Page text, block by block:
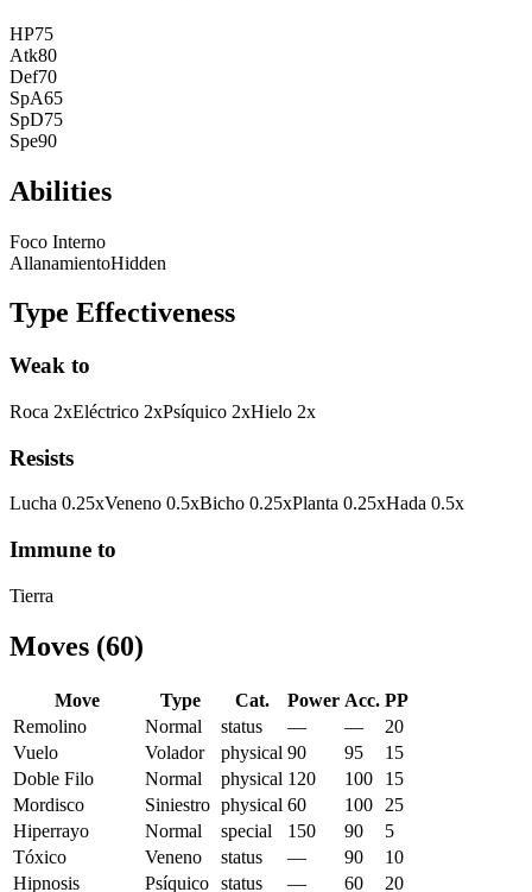
HP75
Atk80
Def70
SpA65
SpD75
Spe90
Abilities
Foco Interno
AllanamientoHidden
Type Effectiveness
Weak to
Roca 2xEléctrico 2xPsíquico 2xHielo 2x
Resists
Lucha 0.25xVeneno 0.5xBicho 0.25xPlanta 0.25xHada 0.5x
Immune to
Tierra
Moves (60)
Move Type Cat. Power Acc. PP
Remolino
Normal status — —
20
Vuelo
Volador physical 90 95
15
Doble Filo
Normal physical 120 100
15
Mordisco
Siniestro physical 60 100
25
Hiperrayo
Normal special 150 90
5
Tóxico
Veneno status — 90
10
Hipnosis
Psíquico status — 60
20